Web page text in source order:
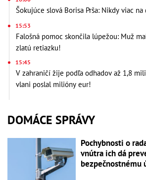
Šokujúce slová Borisa Prša: Nikdy viac
15:53
Falošná pomoc skončila lúpežou: Muž
zlatú retiazku!
15:45
V zahraničí žije podľa odhadov až 1,8
vlani poslal milióny eur!
DOMÁCE SPRÁVY
Pochybnosti o
vnútra ich dá
bezpečnostnému